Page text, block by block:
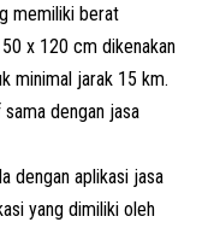
memiliki berat
x 120 cm dikenakan
minimal jarak 15 km.
dengan jasa
dengan aplikasi jasa
yang dimiliki oleh